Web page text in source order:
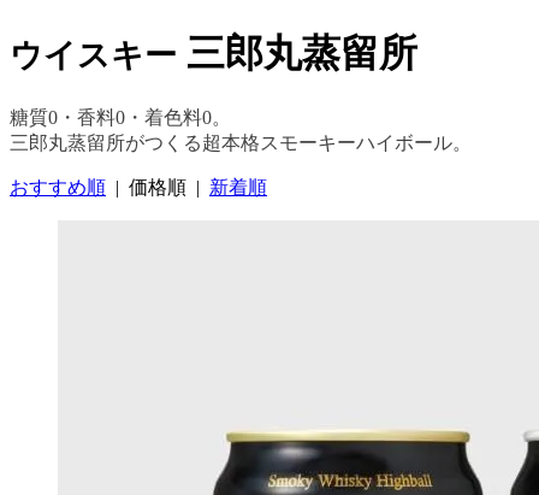
ウイスキー 三郎丸蒸留所
糖質0・香料0・着色料0。
三郎丸蒸留所がつくる超本格スモーキーハイボール。
おすすめ順 | 価格順 | 新着順